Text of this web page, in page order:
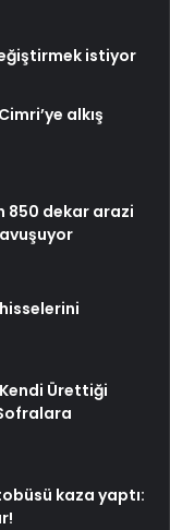
istiyor
alkış
850 dekar arazi
Ürettiği
kaza yaptı: